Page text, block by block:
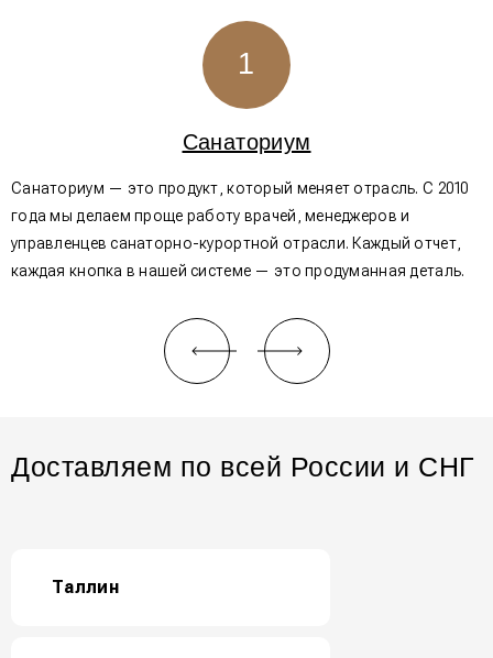
1
Санаториум
Санаториум — это продукт, который меняет отрасль. С 2010
года мы делаем проще работу врачей, менеджеров и
управленцев санаторно-курортной отрасли. Каждый отчет,
каждая кнопка в нашей системе — это продуманная деталь.
Доставляем по всей России и СНГ
Таллин